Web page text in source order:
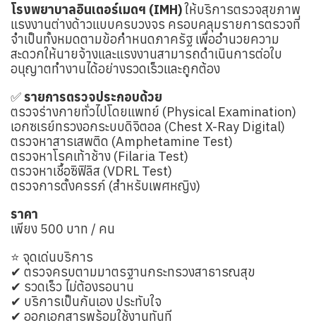
โรงพยาบาลอินเตอร์เมดฯ (IMH)ให้บริการตรวจสุขภาพ
แรงงานต่างด้าวแบบครบวงจร ครอบคลุมรายการตรวจที่
จำเป็นทั้งหมดตามข้อกำหนดภาครัฐ เพื่ออำนวยความ
สะดวกให้นายจ้างและแรงงานสามารถดำเนินการต่อใบ
อนุญาตทำงานได้อย่างรวดเร็วและถูกต้อง
✅รายการตรวจประกอบด้วย
ตรวจร่างกายทั่วไปโดยแพทย์ (Physical Examination)
เอกซเรย์ทรวงอกระบบดิจิตอล (Chest X-Ray Digital)
ตรวจหาสารเสพติด (Amphetamine Test)
ตรวจหาโรคเท้าช้าง (Filaria Test)
ตรวจหาเชื้อซิฟิลิส (VDRL Test)
ตรวจการตั้งครรภ์ (สำหรับเพศหญิง)
ราคา
เพียง 500 บาท / คน
⭐ จุดเด่นบริการ
✔ ตรวจครบตามมาตรฐานกระทรวงสาธารณสุข
✔ รวดเร็ว ไม่ต้องรอนาน
✔ บริการเป็นกันเอง ประทับใจ
✔ ออกเอกสารพร้อมใช้งานทันที